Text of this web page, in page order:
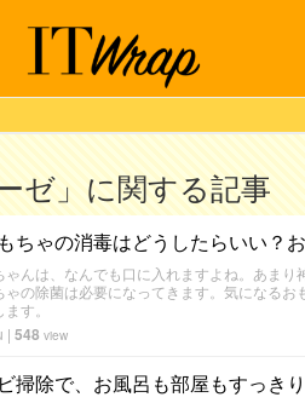
ゼ」に関する記事
ちゃの消毒はどうしたらいい？
ゃんは、なんでも口に入れますよね。あま
ゃの除菌は必要になってきます。気になる
す。
| 548 view
掃除で、お風呂も部屋もすっ